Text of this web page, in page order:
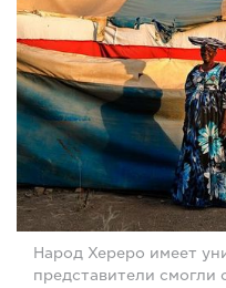
Народ Хереро имеет
представители смогли